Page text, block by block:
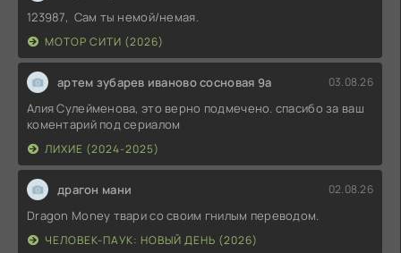
123987, Сам ты немой/немая.
МОТОР СИТИ (2026)
артем зубарев иваново сосновая 9а 03.08.26
Алия Сулейменова, это верно подмечено. спасибо за ваш
коментарий под сериалом
ЛИХИЕ (2024-2025)
драгон мани 02.08.26
Dragon Money твари со своим гнилым переводом.
ЧЕЛОВЕК-ПАУК: НОВЫЙ ДЕНЬ (2026)